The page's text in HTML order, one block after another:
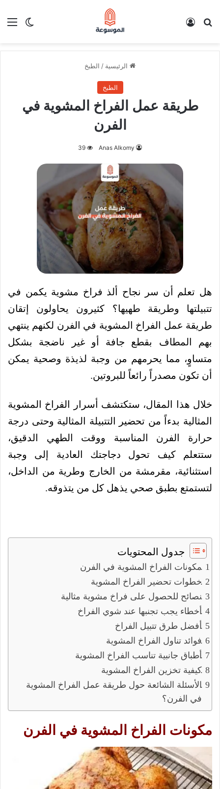
الوضع بحث عن
الرئيسية / الطبخ
الطبخ
طريقة عمل الفراخ المشوية في
الفرن
Anas Alkomy
39
هل تعلم أن سر نجاح ألذ فراخ مشوية يكمن في
تتبيلتها وطريقة طهيها؟ كثيرون يحاولون إتقان
طريقة عمل الفراخ المشوية في الفرن لكنهم ينتهي
بهم المطاف بقطع جافة أو غير ناضجة بشكل
متساوٍ، مما يحرمهم من وجبة لذيذة وصحية يمكن
أن تكون مصدراً رائعاً للبروتين.
خلال هذا المقال، ستكتشف أسرار الفراخ المشوية
المثالية بدءاً من تحضير التتبيلة المثالية وحتى درجة
حرارة الفرن المناسبة ووقت الطهي الدقيق،
ستتعلم كيف تحول دجاجتك العادية إلى وجبة
استثنائية، مقرمشة من الخارج وطرية من الداخل،
لتستمتع بطبق صحي يذهل كل من يتذوقه.
جدول المحتويات
مكونات الفراخ المشوية في الفرن
خطوات تحضير الفراخ المشوية
نصائح للحصول على فراخ مشوية مثالية
أخطاء يجب تجنبها عند شوي الفراخ
أفضل طرق تتبيل الفراخ
فوائد تناول الفراخ المشوية
أطباق جانبية تناسب الفراخ المشوية
كيفية تخزين الفراخ المشوية
الأسئلة الشائعة حول طريقة عمل الفراخ المشوية
في الفرن؟
مكونات الفراخ المشوية في الفرن